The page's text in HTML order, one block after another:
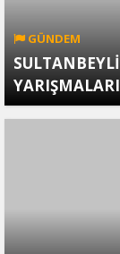
GÜNDEM